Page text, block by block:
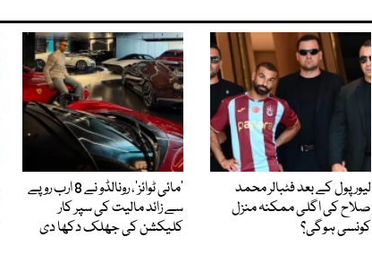
لیور پول کے بعد فٹبالر محمد
صلاح کی اگلی ممکنہ منزل
کونسی ہوگی؟
’مائی ٹوائز‘، رونالڈو نے 8 ارب روپے
سے زائد مالیت کی سپر کار
کلیکشن کی جھلک دکھا دی